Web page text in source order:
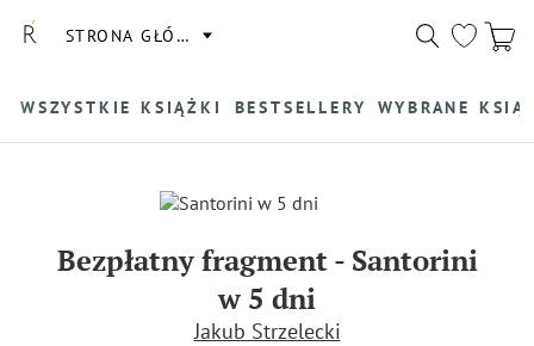
STRONA GŁÓWNA
WSZYSTKIE KSIĄŻKI BESTSELLERY WYBRANE
Bezpłatny fragment- Santorini
w 5 dni
Jakub Strzelecki